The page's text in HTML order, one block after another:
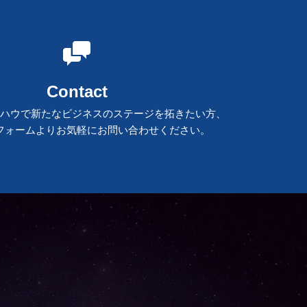
Contact
ウで新たなビジネスのステージを拓きたい方、
ォームよりお気軽にお問い合わせください。